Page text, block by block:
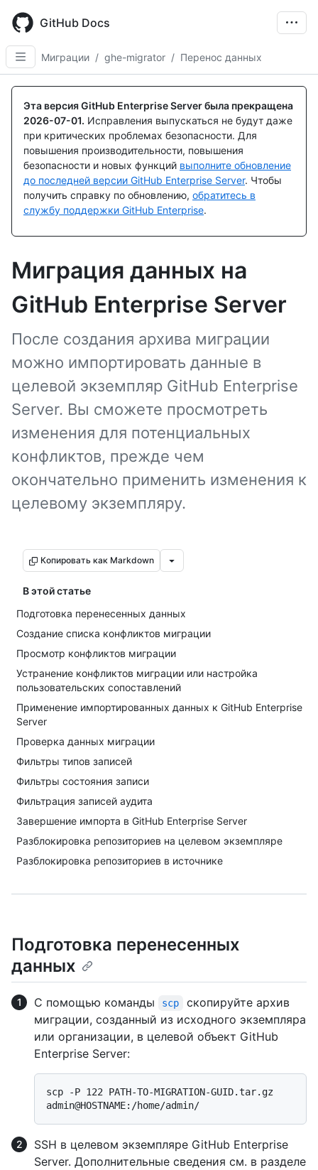
main
content
GitHub Docs
Миграции / ghe-migrator / Перенос данных
Эта версия GitHub Enterprise Server была прекращена
2026-07-01. Исправления выпускаться не будут даже
при критических проблемах безопасности. Для
повышения производительности, повышения
безопасности и новых функций выполните обновление
до последней версии GitHub Enterprise Server. Чтобы
получить справку по обновлению, обратитесь в
службу поддержки GitHub Enterprise.
Миграция данных на
GitHub Enterprise Server
После создания архива миграции
можно импортировать данные в
целевой экземпляр GitHub Enterprise
Server. Вы сможете просмотреть
изменения для потенциальных
конфликтов, прежде чем
окончательно применить изменения к
целевому экземпляру.
Копировать как Markdown
В этой статье
Подготовка перенесенных данных
Создание списка конфликтов миграции
Просмотр конфликтов миграции
Устранение конфликтов миграции или настройка
пользовательских сопоставлений
Применение импортированных данных к GitHub Enterprise
Server
Проверка данных миграции
Фильтры типов записей
Фильтры состояния записи
Фильтрация записей аудита
Завершение импорта в GitHub Enterprise Server
Разблокировка репозиториев на целевом экземпляре
Разблокировка репозиториев в источнике
Подготовка перенесенных
данных
С помощью команды scp
скопируйте архив
миграции, созданный из исходного экземпляра
или организации, в целевой объект GitHub
Enterprise Server:
scp -P 122 PATH-TO-MIGRATION-GUID.tar.gz
SSH в целевом экземпляре GitHub Enterprise
Server. Дополнительные сведения см. в разделе